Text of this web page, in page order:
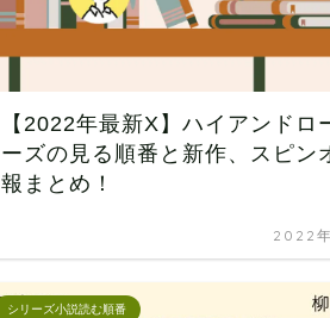
【2022年最新X】ハイアンドロ
ーズの見る順番と新作、スピン
報まとめ！
2022
シリーズ小説読む順番